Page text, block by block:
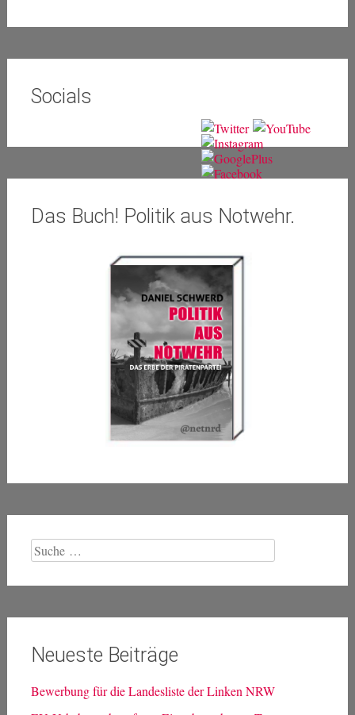
Socials
Das Buch! Politik aus Notwehr.
Suche
nach:
Neueste Beiträge
Bewerbung für die Landesliste der Linken NRW